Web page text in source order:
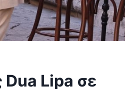
Dua Lipa σε